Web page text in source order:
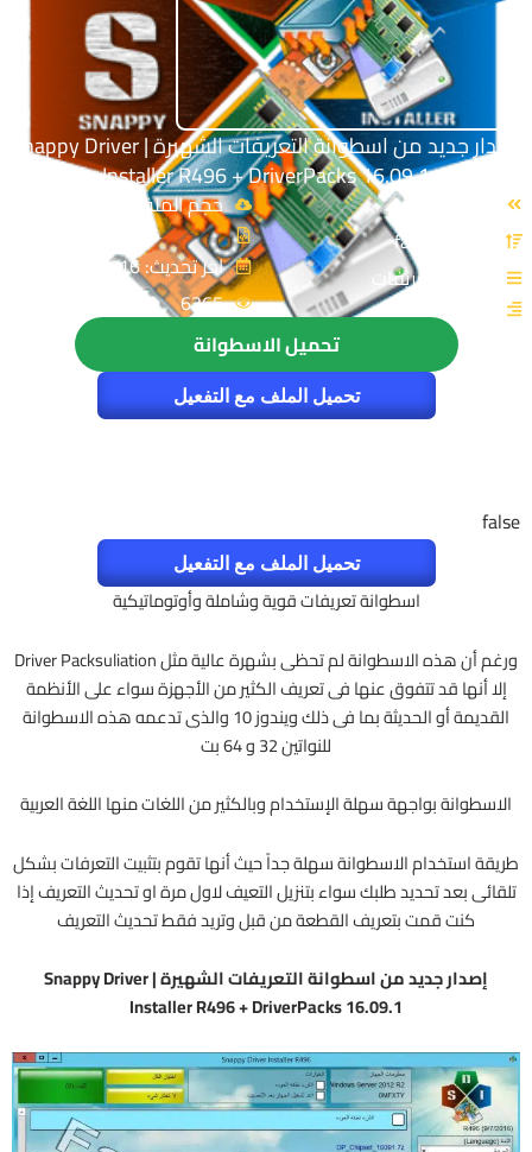
إصدار جديد من اسطوانة التعريفات الشهيرة | Snappy Driver
Installer R496 + DriverPacks 16.09.1
القسم: تعريفات
حجم الملف: false
اخر تحديث: 2016-09-11
6365
تحميل الاسطوانة
تحميل الملف مع التفعيل
false
تحميل الملف مع التفعيل
اسطوانة تعريفات قوية وشاملة وأوتوماتيكية
ورغم أن هذه الاسطوانة لم تحظى بشهرة عالية مثل Driver Packsuliation
إلا أنها قد تتفوق عنها فى تعريف الكثير من الأجهزة سواء على الأنظمة
القديمة أو الحديثة بما فى ذلك ويندوز 10 والذى تدعمه هذه الاسطوانة
للنواتين 32 و 64 بت
الاسطوانة بواجهة سهلة الإستخدام وبالكثير من اللغات منها اللغة العربية
طريقة استخدام الاسطوانة سهلة جداً حيث أنها تقوم بتثبيت التعرفات بشكل
تلقائى بعد تحديد طلبك سواء بتنزيل التعيف لاول مرة او تحديث التعريف إذا
كنت قمت بتعريف القطعة من قبل وتريد فقط تحديث التعريف
إصدار جديد من اسطوانة التعريفات الشهيرة | Snappy Driver
Installer R496 + DriverPacks 16.09.1